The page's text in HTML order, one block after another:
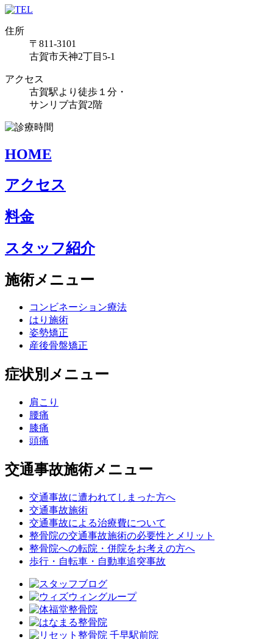
住所
〒811-3101
古賀市天神2丁目5-1
アクセス
古賀駅より徒歩１分・
サンリブ古賀2階
HOME
アクセス
料金
スタッフ紹介
施術メニュー
コンビネーション療法
はり施術
姿勢矯正
産後骨盤矯正
症状別メニュー
肩こり
腰痛
膝痛
頭痛
交通事故施術メニュー
交通事故に遭われてしまった方へ
交通事故施術
交通事故による治療費について
整骨院の交通事故施術の必要性とメリット
整骨院への転院・併院をお考えの方へ
歩行・自転車・自動車追突事故